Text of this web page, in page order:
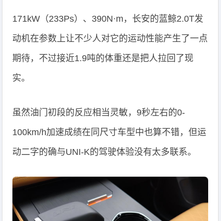
171kW（233Ps）、390N·m，长安的蓝鲸2.0T发
动机在参数上让不少人对它的运动性能产生了一点
期待，不过接近1.9吨的体重还是把人拉回了现
实。
虽然油门初段的反应相当灵敏，9秒左右的0-
100km/h加速成绩在同尺寸车型中也算不错，但运
动二字的确与UNI-K的驾驶体验没有太多联系。